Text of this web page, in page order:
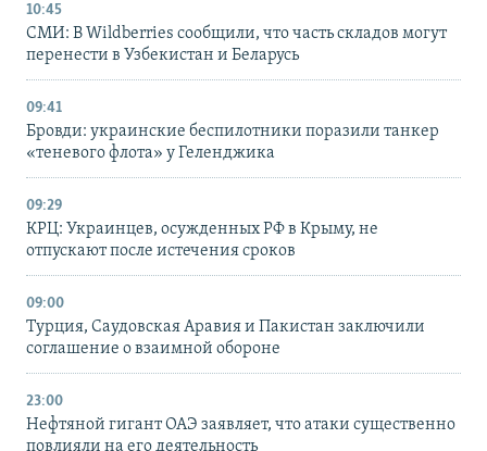
10:45
СМИ: В Wildberries сообщили, что часть складов могут
перенести в Узбекистан и Беларусь
09:41
Бровди: украинские беспилотники поразили танкер
«теневого флота» у Геленджика
09:29
КРЦ: Украинцев, осужденных РФ в Крыму, не
отпускают после истечения сроков
09:00
Турция, Саудовская Аравия и Пакистан заключили
соглашение о взаимной обороне
23:00
Нефтяной гигант ОАЭ заявляет, что атаки существенно
повлияли на его деятельность